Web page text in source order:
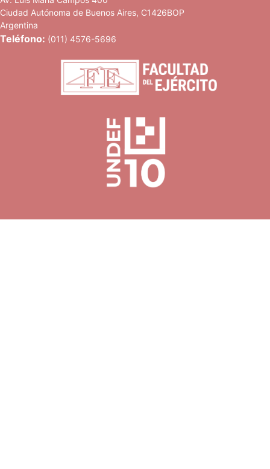
Ciudad Autónoma de Buenos Aires, C1426BOP
Argentina
Teléfono: (011) 4576-5696